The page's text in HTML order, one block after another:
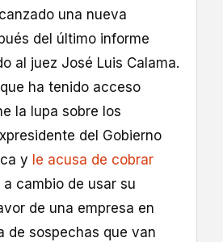
una nueva
del último informe
al juez José Luis Calama.
ha tenido acceso
la lupa sobre los
del Gobierno
y le acusa de cobrar
a cambio de usar su
de una empresa en
de sospechas que van